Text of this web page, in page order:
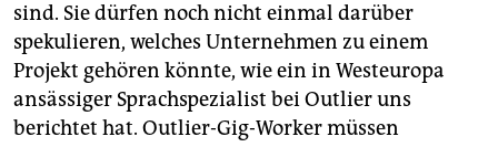
sind. Sie dürfen noch nicht einmal darüber
spekulieren, welches Unternehmen zu einem
Projekt gehören könnte, wie ein in Westeuropa
ansässiger Sprachspezialist bei Outlier uns
berichtet hat. Outlier-Gig-Worker müssen